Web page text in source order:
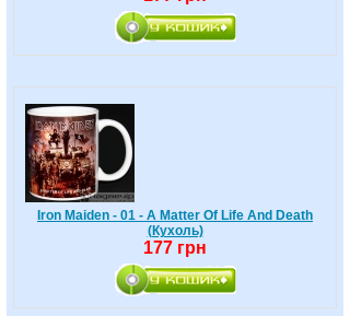
Iron Maiden - 01 - A Matter Of Life And Death
(Кухоль)
177 грн